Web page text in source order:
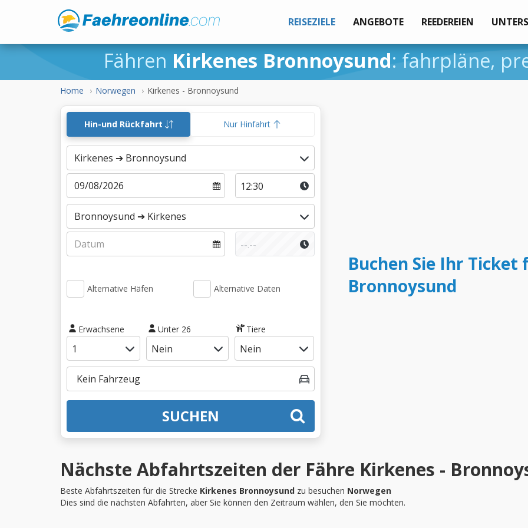
REISEZIELE ANGEBOTE REEDEREIEN
Fähren Kirkenes Bronnoysund: fahrpläne,
Home Norwegen Kirkenes - Bronnoysund
Hin-und Rückfahrt Nur Hinfahrt
Alternative Häfen Alternative Daten
Erwachsene Unter 26 Tiere
SUCHEN
Buchen Sie Ihr Ticket
Bronnoysund
Nächste Abfahrtszeiten der Fähre Kirkenes -
Beste Abfahrtszeiten für die Strecke Kirkenes Bronnoysund zu besuchen Norwegen
Dies sind die nächsten Abfahrten, aber Sie können den Zeitraum wählen, den Sie möchten.